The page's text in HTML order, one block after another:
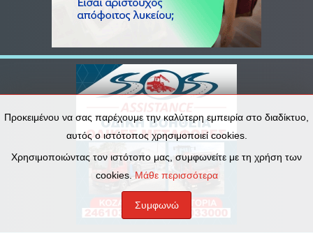
Προκειμένου να σας παρέχουμε την καλύτερη εμπειρία στο διαδίκτυο,
αυτός ο ιστότοπος χρησιμοποιεί cookies.
Χρησιμοποιώντας τον ιστότοπο μας, συμφωνείτε με τη χρήση των
cookies. Μάθε περισσότερα
Συμφωνώ